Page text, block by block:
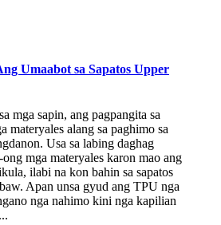
Umaabot sa Sapatos Upper
mga sapin, ang pagpangita sa
materyales alang sa paghimo sa
Usa sa labing daghag
mga materyales karon mao ang
ilabi na kon bahin sa sapatos
Apan unsa gyud ang TPU nga
nga nahimo kini nga kapilian